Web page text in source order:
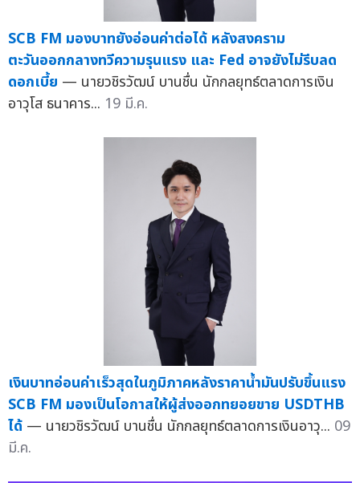
SCB FM มองบาทยังอ่อนค่าต่อได้ หลังสงคราม
ตะวันออกกลางทวีความรุนแรง และ Fed อาจยังไม่รีบลด
ดอกเบี้ย — นายวชิรวัฒน์ บานชื่น นักกลยุทธ์ตลาดการเงิน
อาวุโส ธนาคาร... 19 มี.ค.
เงินบาทอ่อนค่าเร็วสุดในภูมิภาคหลังราคาน้ำมันปรับขึ้นแรง
SCB FM มองเป็นโอกาสให้ผู้ส่งออกทยอยขาย USDTHB
ได้ — นายวชิรวัฒน์ บานชื่น นักกลยุทธ์ตลาดการเงินอาวุ... 09
มี.ค.